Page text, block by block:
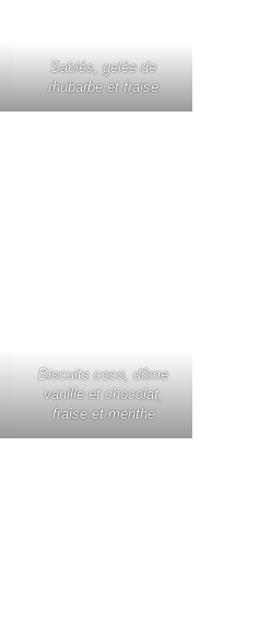
Sablés, gelée de
rhubarbe et fraise
Biscuits coco, dôme
vanille et chocolat,
fraise et menthe